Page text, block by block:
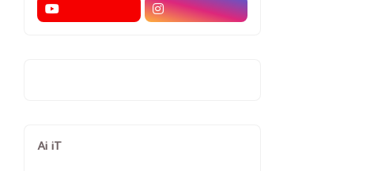
Ai iT